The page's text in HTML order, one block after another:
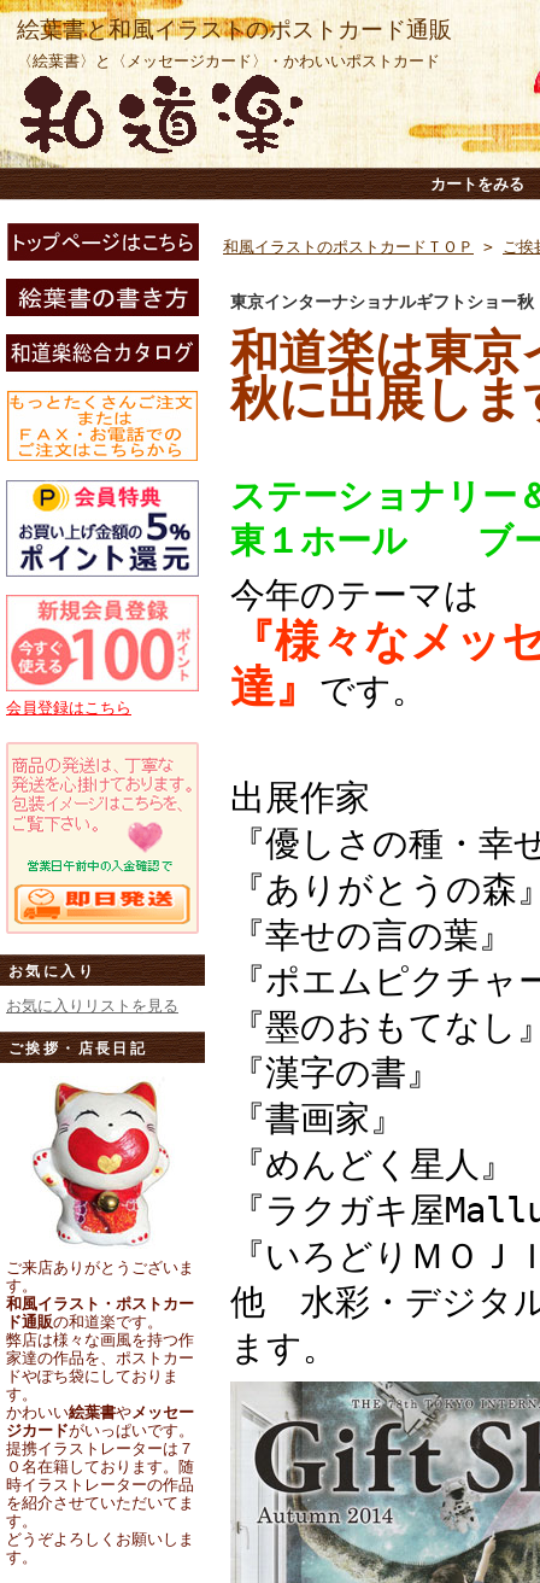
絵葉書と和風イラストのポストカード通販
〈絵葉書〉と〈メッセージカード〉・かわいいポストカード
カートをみる
会員登録はこちら
お気に入り
お気に入りリストを見る
ご挨拶・店長日記
ご来店ありがとうございま
す。
和風イラスト・ポストカー
ド通販の和道楽です。
弊店は様々な画風を持つ作
家達の作品を、ポストカー
ドやぽち袋にしておりま
す。
かわいい絵葉書やメッセー
ジカードがいっぱいです。
提携イラストレーターは７
０名在籍しております。随
時イラストレーターの作品
を紹介させていただいてま
す。
どうぞよろしくお願いしま
す。
和風イラストのポストカードＴＯＰ > ご挨
東京インターナショナルギフトショー秋
和道楽は東
秋に出展しま
ステーショナリー
東１ホール ブ
今年のテーマは
『様々なメッ
達』
です。
出展作家
『優しさの種・
『ありがと
『幸せの言
『ポエムピクチ
『墨のおも
『漢字の
『書画
『めんどく
『ラクガキ屋
『いろどり
他 水彩・デジタ
ます。